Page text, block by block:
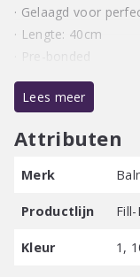
· Gelaagd voor
· Lengte: 40cm
· Pre-bonded
Lees meer
Attributen
Merk
Productlijn
Kleur 1,